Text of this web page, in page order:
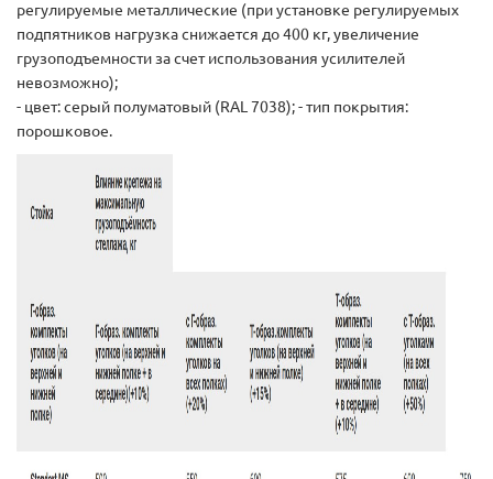
регулируемые металлические (при установке регулируемых
подпятников нагрузка снижается до 400 кг, увеличение
грузоподъемности за счет использования усилителей
невозможно);
- цвет: серый полуматовый (RAL 7038); - тип покрытия:
порошковое.